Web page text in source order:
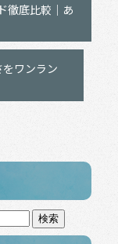
徹底比較｜あ
ワンラン